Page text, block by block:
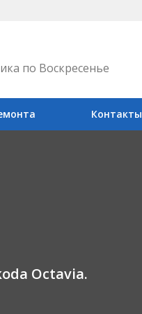
по Воскресенье
Контакты
Octavia.